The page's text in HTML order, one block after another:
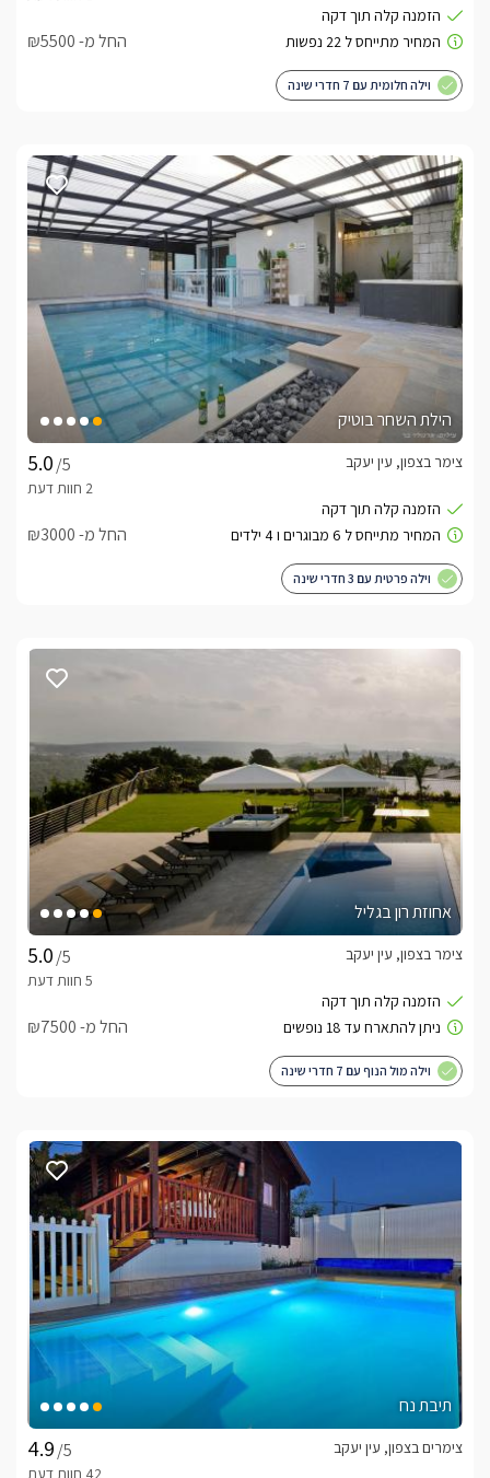
החל מ- ₪5500
וילה חלומית עם 7 חדרי שינה
הילת השחר בוטיק
/5
צימר בצפון, עין יעקב
החל מ- ₪3000
וילה פרטית עם 3 חדרי שינה
אחוזת רון בגליל
/5
צימר בצפון, עין יעקב
החל מ- ₪7500
וילה מול הנוף עם 7 חדרי שינה
תיבת נח
/5
צימרים בצפון, עין יעקב